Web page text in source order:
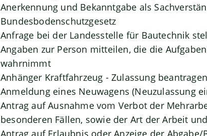
Anerkennung und Bekanntgabe als
Bundesbodenschutzgesetz
Anfrage bei der Landesstelle für Bautechnik
Angaben zur Person mitteilen, die die
wahrnimmt
Anhänger Kraftfahrzeug - Zulassung beantragen
Anmeldung eines Neuwagens (Neuzulassung
Antrag auf Ausnahme vom Verbot der
besonderen Fällen, sowie der Art der Arbeit
Antrag auf Erlaubnis oder Anzeige der